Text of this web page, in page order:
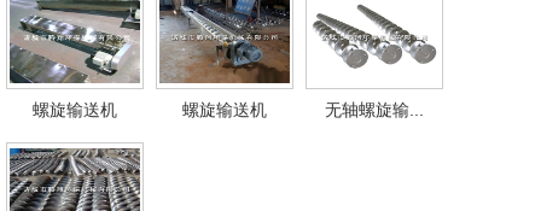
螺旋输送机 螺旋输送机 无轴螺旋输...